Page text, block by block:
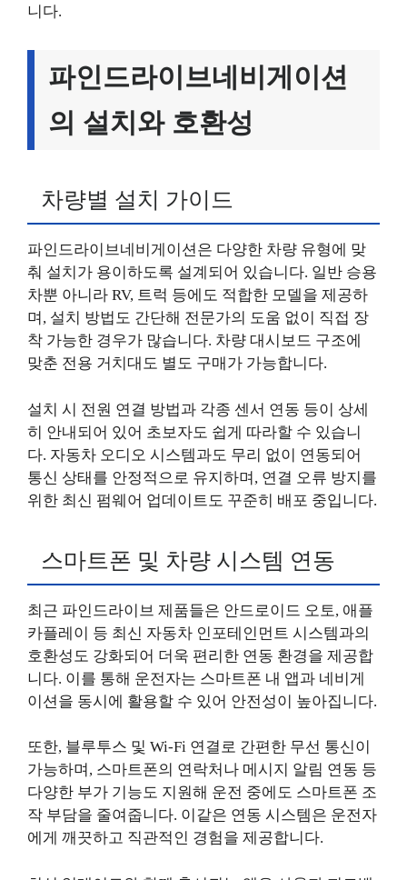
니다.
파인드라이브네비게이션
의 설치와 호환성
차량별 설치 가이드
파인드라이브네비게이션은 다양한 차량 유형에 맞
춰 설치가 용이하도록 설계되어 있습니다. 일반 승용
차뿐 아니라 RV, 트럭 등에도 적합한 모델을 제공하
며, 설치 방법도 간단해 전문가의 도움 없이 직접 장
착 가능한 경우가 많습니다. 차량 대시보드 구조에
맞춘 전용 거치대도 별도 구매가 가능합니다.
설치 시 전원 연결 방법과 각종 센서 연동 등이 상세
히 안내되어 있어 초보자도 쉽게 따라할 수 있습니
다. 자동차 오디오 시스템과도 무리 없이 연동되어
통신 상태를 안정적으로 유지하며, 연결 오류 방지를
위한 최신 펌웨어 업데이트도 꾸준히 배포 중입니다.
스마트폰 및 차량 시스템 연동
최근 파인드라이브 제품들은 안드로이드 오토, 애플
카플레이 등 최신 자동차 인포테인먼트 시스템과의
호환성도 강화되어 더욱 편리한 연동 환경을 제공합
니다. 이를 통해 운전자는 스마트폰 내 앱과 네비게
이션을 동시에 활용할 수 있어 안전성이 높아집니다.
또한, 블루투스 및 Wi-Fi 연결로 간편한 무선 통신이
가능하며, 스마트폰의 연락처나 메시지 알림 연동 등
다양한 부가 기능도 지원해 운전 중에도 스마트폰 조
작 부담을 줄여줍니다. 이같은 연동 시스템은 운전자
에게 깨끗하고 직관적인 경험을 제공합니다.